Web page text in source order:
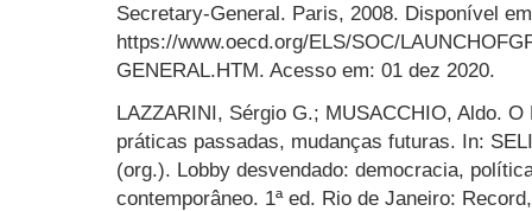
Secretary-General. Paris, 2008. Disponível
https://www.oecd.org/ELS/SOC/
GENERAL.HTM. Acesso em: 01 dez 2020.
LAZZARINI, Sérgio G.; MUSACCHIO, Aldo.
práticas passadas, mudanças futuras. In:
(org.). Lobby desvendado: democracia,
contemporâneo. 1ª ed. Rio de Janeiro: